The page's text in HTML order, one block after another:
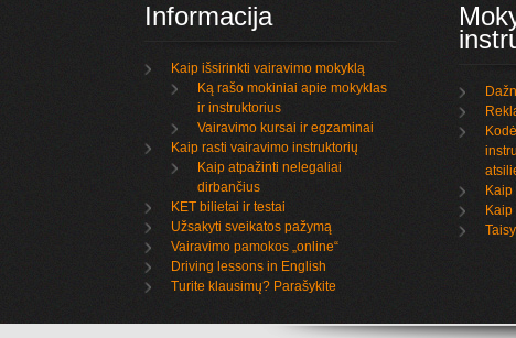
Informacija
Kaip išsirinkti vairavimo mokyklą
Ką rašo mokiniai apie mokyklas
ir instruktorius
Vairavimo kursai ir egzaminai
Kaip rasti vairavimo instruktorių
Kaip atpažinti nelegaliai
dirbančius
KET bilietai ir testai
Užsakyti sveikatos pažymą
Vairavimo pamokos „online“
Driving lessons in English
Turite klausimų? Parašykite